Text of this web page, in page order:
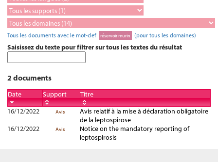
Tous les documents avec le mot-clef réservoir murin (pour tous les domaines)
Saisissez du texte pour filtrer sur tous les textes du résultat
2 documents
Date Support
Titre
16/12/2022
Avis
Avis relatif à la mise à déclaration obligatoire
de la leptospirose
16/12/2022
Avis
Notice on the mandatory reporting of
leptospirosis